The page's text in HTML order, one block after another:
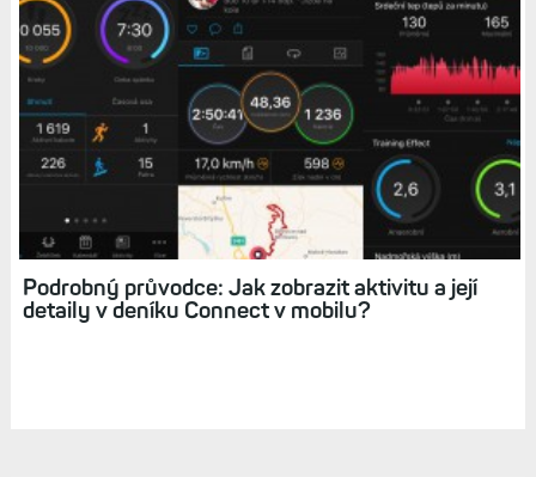
Podrobný průvodce: Jak zobrazit aktivitu a její
detaily v deníku Connect v mobilu?